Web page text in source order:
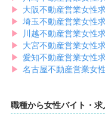
意している職場ばかりな
に応募してみてください。
▶︎ 大阪不動産営業女性
▶︎ 埼玉不動産営業女性
▶︎
川越不動産営業女性
▶︎ 大宮不動産営業女性
▶︎ 愛知不動産営業女性
▶︎ 名古屋不動産営業女
職種から女性バイト・